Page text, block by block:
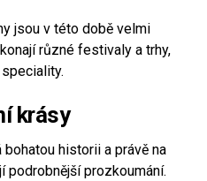
jsou v této době velmi
různé festivaly a trhy,
krásy
bohatou historii a právě na
podrobnější prozkoumání.